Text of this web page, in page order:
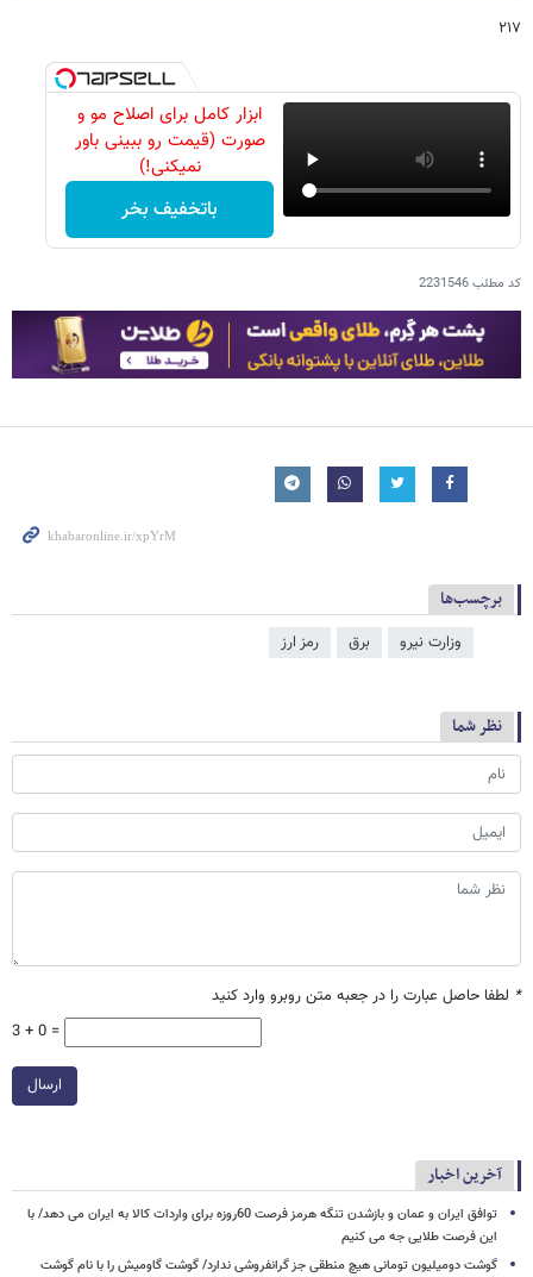
۲۱۷
ابزار کامل برای اصلاح مو و
صورت (قیمت رو ببینی باور
نمیکنی!)
باتخفیف بخر
کد مطلب2231546
برچسب‌ها
وزارت نیرو برق رمز ارز
نظر شما
* لطفا حاصل عبارت را در جعبه متن روبرو وارد کنید
3 + 0 =
ارسال
آخرین اخبار
توافق ایران و عمان و بازشدن تنگه هرمز فرصت 60روزه برای واردات کالا به ایران می دهد/ با
این فرصت طلایی جه می کنیم
گوشت دومیلیون تومانی هیچ منطقی جز گرانفروشی ندارد/ گوشت گاومیش را با نام گوشت